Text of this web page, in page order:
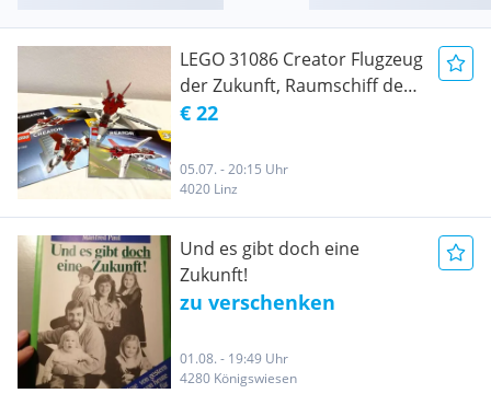
LEGO 31086 Creator Flugzeug
der Zukunft, Raumschiff der
Zukunft oder Roboter der
€ 22
05.07. - 20:15 Uhr
4020 Linz
Und es gibt doch eine
Zukunft!
zu verschenken
01.08. - 19:49 Uhr
4280 Königswiesen